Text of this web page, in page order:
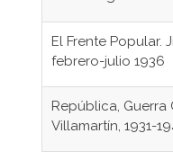
El Frente Popular.
febrero-julio 1936
República, Guerra
Villamartín, 1931-